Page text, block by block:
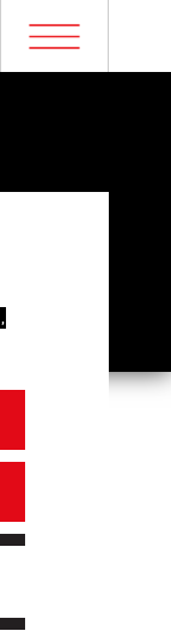
m
,